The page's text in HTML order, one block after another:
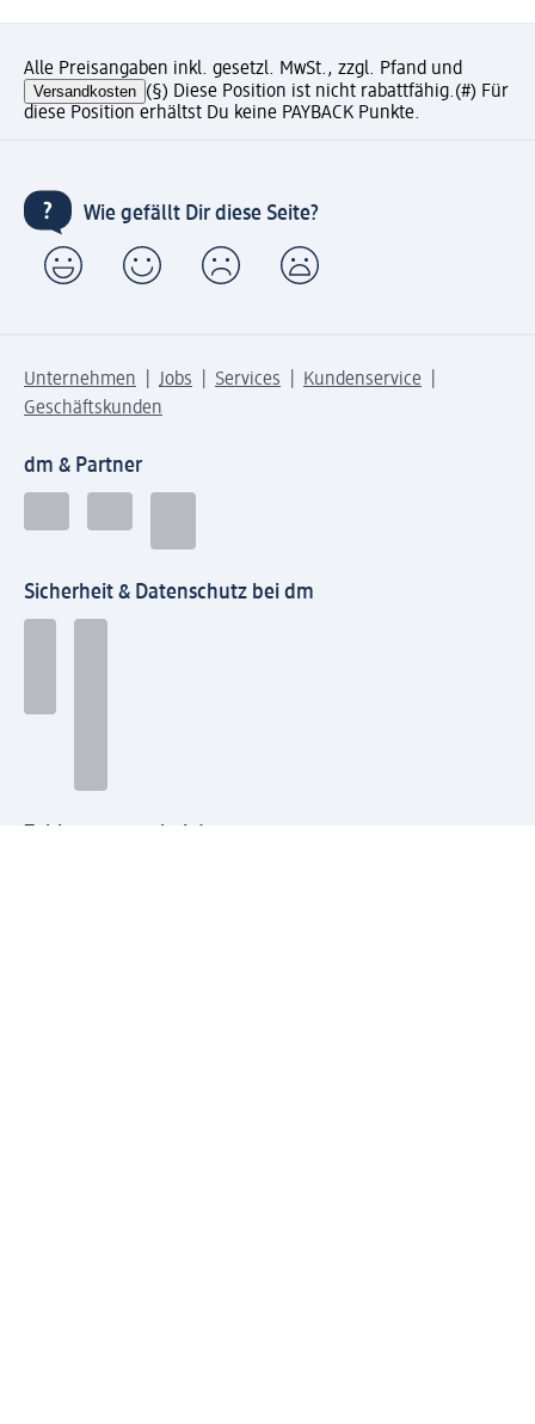
Alle Preisangaben inkl. gesetzl. MwSt., zzgl. Pfand und
Versandkosten (§) Diese Position ist nicht rabattfähig.(#) Für
diese Position erhältst Du keine PAYBACK Punkte.
Wie gefällt Dir diese Seite?
Unternehmen Jobs Services
Kundenservice
Geschäftskunden
dm & Partner
Sicherheit & Datenschutz bei dm